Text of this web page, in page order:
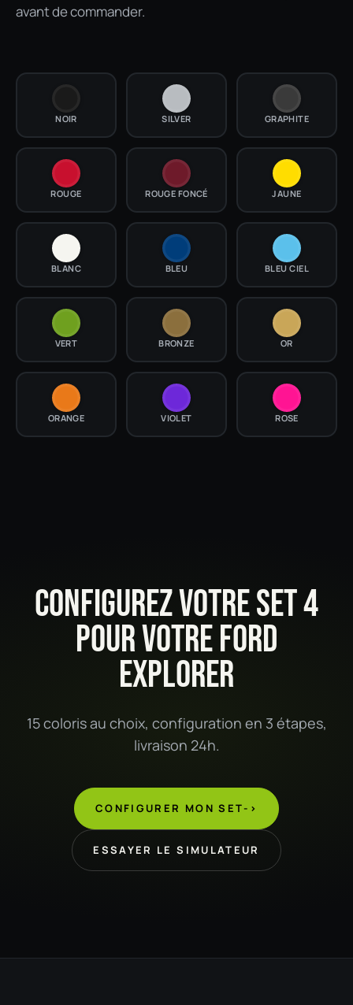
avant de commander.
NOIR SILVER GRAPHITE
ROUGE ROUGE FONCÉ JAUNE
BLANC BLEU BLEU CIEL
VERT BRONZE OR
ORANGE VIOLET ROSE
CONFIGUREZ VOTRE SET 4
POUR VOTRE FORD
EXPLORER
15 coloris au choix, configuration en 3 étapes,
livraison 24h.
CONFIGURER MON SET->
ESSAYER LE SIMULATEUR